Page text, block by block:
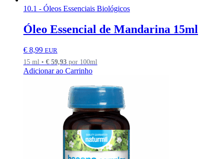
10.1 - Óleos Essenciais Biológicos
Óleo Essencial de Mandarina 15ml
€ 8,99 EUR
15 ml • € 59,93 por 100ml
Adicionar ao Carrinho